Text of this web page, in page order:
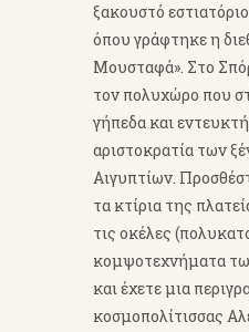
ξακουστό
όπου γράφτηκε η
Μουσταφά». Στο
τον πολυχώρο που
γήπεδα και
αριστοκρατία των
Αιγυπτίων.
τα κτίρια της
τις οκέλες
κομψοτεχνήματα
και έχετε μια
κοσμοπολίτισσας